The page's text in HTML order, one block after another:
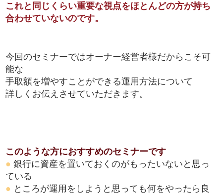
これと同じくらい重要な視点をほとんどの方が持ち
合わせていないのです。
今回のセミナーではオーナー経営者様だからこそ可
能な
手取額を増やすことができる運用方法について
詳しくお伝えさせていただきます。
このような方におすすめのセミナーです
● 銀行に資産を置いておくのがもったいないと思っ
ている
● ところが運用をしようと思っても何をやったら良